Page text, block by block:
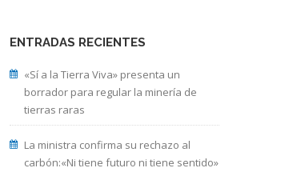
ENTRADAS RECIENTES
«Sí a la Tierra Viva» presenta un
borrador para regular la minería de
tierras raras
La ministra confirma su rechazo al
carbón:«Ni tiene futuro ni tiene sentido»